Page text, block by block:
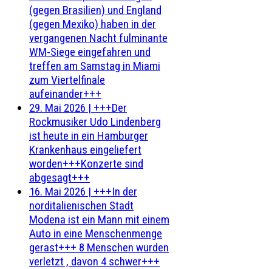
(gegen Brasilien) und England
(gegen Mexiko) haben in der
vergangenen Nacht fulminante
WM-Siege eingefahren und
treffen am Samstag in Miami
zum Viertelfinale
aufeinander+++
29. Mai 2026 | +++Der
Rockmusiker Udo Lindenberg
ist heute in ein Hamburger
Krankenhaus eingeliefert
worden+++Konzerte sind
abgesagt+++
16. Mai 2026 | +++In der
norditalienischen Stadt
Modena ist ein Mann mit einem
Auto in eine Menschenmenge
gerast+++ 8 Menschen wurden
verletzt , davon 4 schwer+++